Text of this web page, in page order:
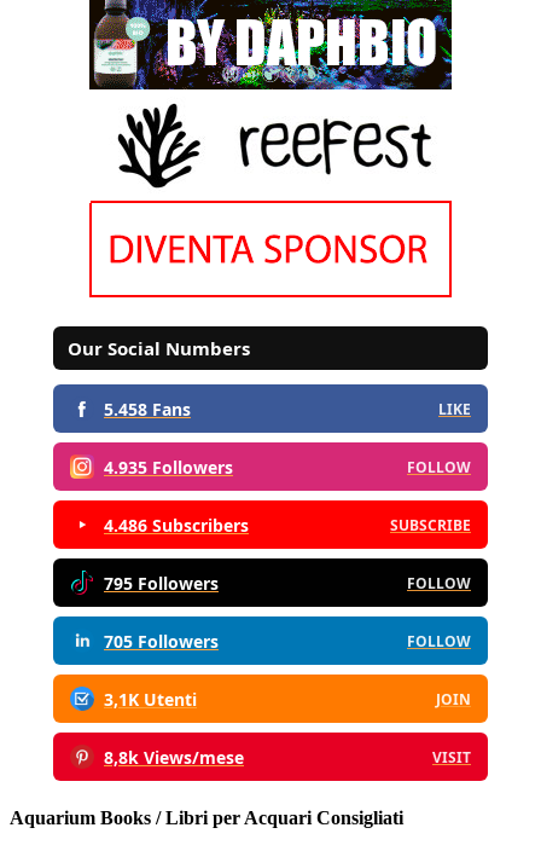
Our Social Numbers
5.458 Fans LIKE
4.935 Followers FOLLOW
4.486 Subscribers SUBSCRIBE
795 Followers FOLLOW
705 Followers FOLLOW
3,1K Utenti JOIN
8,8k Views/mese VISIT
Aquarium Books / Libri per Acquari Consigliati